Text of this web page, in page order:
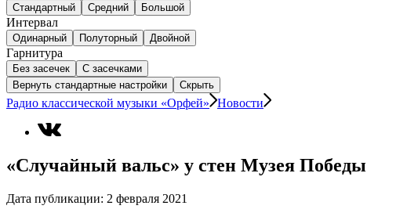
Стандартный Средний Большой
Интервал
Одинарный Полуторный Двойной
Гарнитура
Без засечек
С засечками
Вернуть стандартные настройки
Скрыть
Радио классической музыки «Орфей» Новости
«Случайный вальс» у стен Музея Победы
Дата публикации: 2 февраля 2021